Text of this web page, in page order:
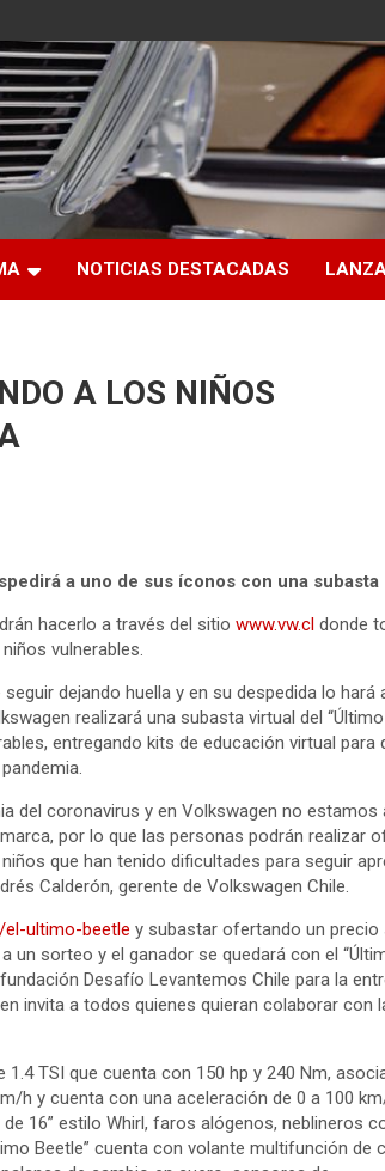
NOTICIAS DESTACADAS
A LOS NIÑOS
a uno de sus íconos con una subasta
hacerlo a través del sitio www.vw.cl donde
vulnerables.
dejando huella y en su despedida lo hará
realizará una subasta virtual del “Último
entregando kits de educación virtual para
del coronavirus y en Volkswagen no estamos
por lo que las personas podrán realizar
que han tenido dificultades para seguir
Calderón, gerente de Volkswagen Chile.
el-ultimo-beetle y subastar ofertando un precio
sorteo y el ganador se quedará con el
Desafío Levantemos Chile para la
invita a todos quienes quieran colaborar con
TSI que cuenta con 150 hp y 240 Nm,
h y cuenta con una aceleración de 0 a 100
16” estilo Whirl, faros alógenos, neblineros
Beetle” cuenta con volante multifunción de